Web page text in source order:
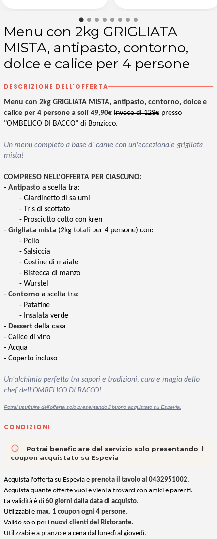
Menu con 2kg GRIGLIATA
MISTA, antipasto, contorno,
dolce e calice per 4 persone
DESCRIZIONE DELL'OFFERTA
Menu con 2kg GRIGLIATA MISTA, antipasto, contorno, dolce e
calice per 4 persone a soli 49,90€ invece di 128€ presso
"OMBELICO DI BACCO" di Bonzicco.
Un menu completo a base di carne con un'eccezionale grigliata
mista!
COMPRESO NELL'OFFERTA PER CIASCUNO:
- Antipasto a scelta tra:
- Giardinetto di salumi
- Tris di scottato
- Prosciutto cotto con kren
- Grigliata mista (2kg totali per 4 persone) con:
- Pollo
- Salsiccia
- Costine di maiale
- Bistecca di manzo
- Wurstel
- Contorno a scelta tra:
- Patatine
- Insalata verde
- Dessert della casa
- Calice di vino
- Acqua
- Coperto incluso
Un'alchimia perfetta tra sapori e tradizioni, cura e magia dello
chef dell'OMBELICO DI BACCO!
Potrai usufruire dell'offerta solo presentando il buono acquistato su Espevia.
CONDIZIONI
access_time
Potrai beneficiare del servizio solo presentando il
coupon acquistato su Espevia
Acquista l'offerta su Espevia e prenota il tavolo al 0432951002.
Acquista quante offerte vuoi e vieni a trovarci con amici e parenti.
La validità è di 60 giorni dalla data di acquisto.
Utilizzabile max. 1 coupon ogni 4 persone.
Valido solo per i nuovi clienti del Ristorante.
Utilizzabile a pranzo e a cena dal lunedì al giovedì.